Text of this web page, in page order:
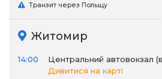
Транзит через Польщу
Житомир
14:00
Центральний автовокзал
Дивитися на карті